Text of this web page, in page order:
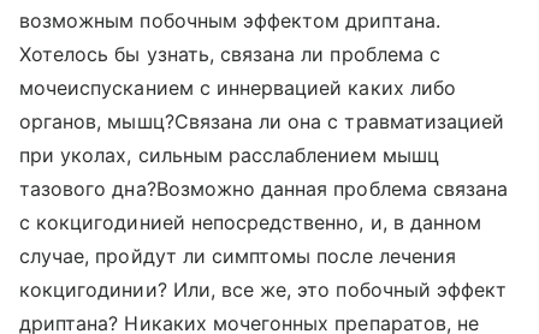
возможным побочным эффектом дриптана.
Хотелось бы узнать, связана ли проблема с
мочеиспусканием с иннервацией каких либо
органов, мышц?Связана ли она с травматизацией
при уколах, сильным расслаблением мышц
тазового дна?Возможно данная проблема связана
с кокцигодинией непосредственно, и, в данном
случае, пройдут ли симптомы после лечения
кокцигодинии? Или, все же, это побочный эффект
дриптана? Никаких мочегонных препаратов, не